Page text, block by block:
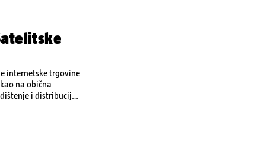
internetske trgovine
na obična
i distribuciju
posljedice